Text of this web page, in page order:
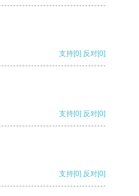
支持[0] 反对[0]
支持[0] 反对[0]
支持[0] 反对[0]